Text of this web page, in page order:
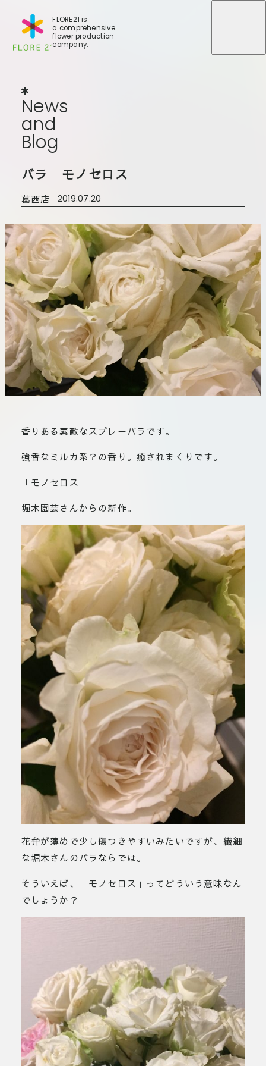
FLORE21 is
a comprehensive
flower production
company.
News
News
and
and
Blog
Blog
バラ モノセロス
葛西店 2019.07.20
香りある素敵なスプレーバラです。
強香なミルカ系？の香り。癒されまくりです。
「モノセロス」
堀木園芸さんからの新作。
花弁が薄めで少し傷つきやすいみたいですが、繊細
な堀木さんのバラならでは。
そういえば、「モノセロス」ってどういう意味なん
でしょうか？
大田本店
大田支店
大田新店
葛西店
板橋店
川崎加工部
会社概要
FLORE
STORY
Gallery
お取引につ
いて
お問い合わ
せ
EN
flore21
shokubutsu zufu
facebook